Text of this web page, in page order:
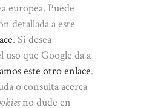
europea. Puede
detallada a este
. Si desea
que Google da a
este otro enlace.
o consulta acerca
no dude en